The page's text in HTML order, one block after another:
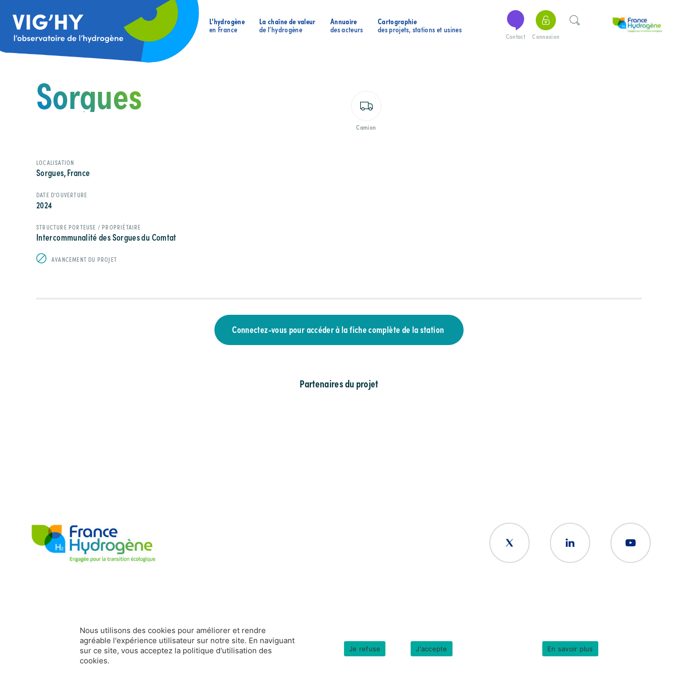
L'hydrogène
en France
La chaîne de valeur
de l’hydrogène
Annuaire
des acteurs
Cartographie
des projets, stations et usines
Contact Connexion
Sorgues
LOCALISATION
Sorgues, France
DATE D'OUVERTURE
2024
STRUCTURE PORTEUSE / PROPRIÉTAIRE
Intercommunalité des Sorgues du Comtat
AVANCEMENT DU PROJET
Camion
Connectez-vous pour accéder à la fiche complète de la station
Partenaires du projet
france-hydrogene.org Données personnelles Mentions légales
Nous utilisons des cookies pour améliorer et rendre
agréable l'expérience utilisateur sur notre site. En naviguant
sur ce site, vous acceptez la politique d'utilisation des
cookies.
J'accepte
Je refuse En savoir plus